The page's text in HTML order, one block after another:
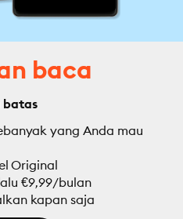
baca
batas
yang Anda mau
Original
€9,99/bulan
kapan saja